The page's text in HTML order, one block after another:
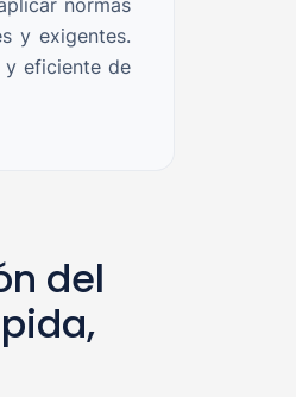
normas
y exigentes.
eficiente de
del